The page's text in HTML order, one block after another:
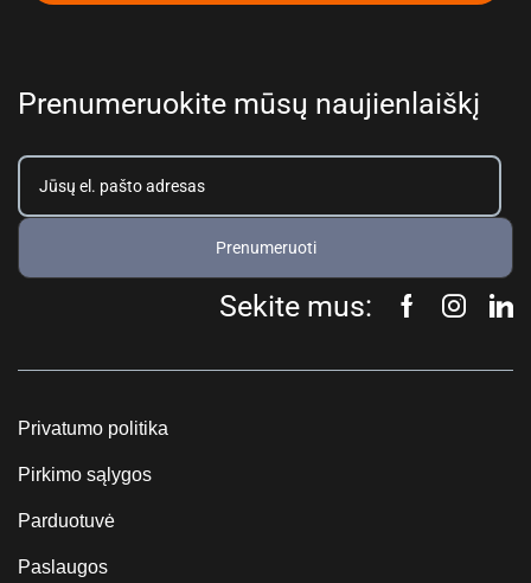
Prenumeruokite mūsų naujienlaiškį
Prenumeruoti
Sekite mus:
Privatumo politika
Pirkimo sąlygos
Parduotuvė
Paslaugos